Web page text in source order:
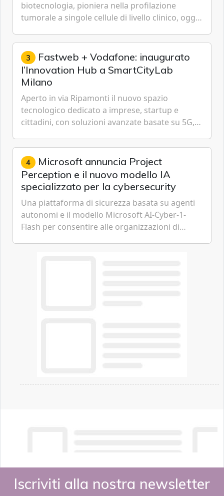
biotecnologia, pioniera nella profilazione
tumorale a singole cellule di livello clinico, oggi
espressione dell'...
3 Fastweb + Vodafone: inaugurato
l’Innovation Hub a SmartCityLab
Milano
Aperto in via Ripamonti il nuovo spazio
tecnologico dedicato a imprese, startup e
cittadini, con soluzioni avanzate basate su 5G,
Cybersecurity.
4 Microsoft annuncia Project
Perception e il nuovo modello IA
specializzato per la cybersecurity
Una piattaforma di sicurezza basata su agenti
autonomi e il modello Microsoft AI-Cyber-1-
Flash per consentire alle organizzazioni di
Iscriviti alla nostra newsletter